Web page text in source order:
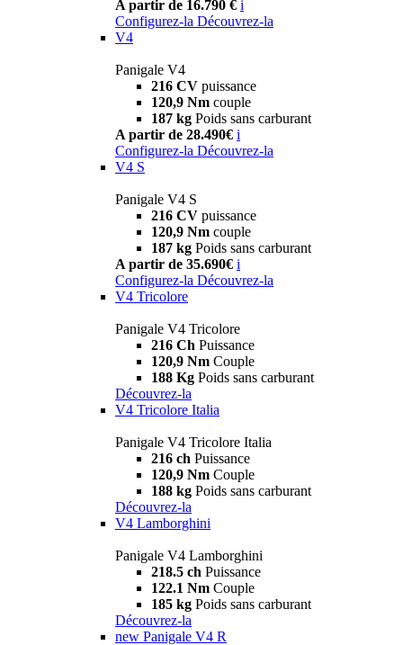
A partir de 16.790 € i
Configurez-la Découvrez-la
V4
Panigale V4
216 CV puissance
120,9 Nm couple
187 kg Poids sans carburant
A partir de 28.490€ i
Configurez-la Découvrez-la
V4 S
Panigale V4 S
216 CV puissance
120,9 Nm couple
187 kg Poids sans carburant
A partir de 35.690€ i
Configurez-la Découvrez-la
V4 Tricolore
Panigale V4 Tricolore
216 Ch Puissance
120,9 Nm Couple
188 Kg Poids sans carburant
Découvrez-la
V4 Tricolore Italia
Panigale V4 Tricolore Italia
216 ch Puissance
120,9 Nm Couple
188 kg Poids sans carburant
Découvrez-la
V4 Lamborghini
Panigale V4 Lamborghini
218.5 ch Puissance
122.1 Nm Couple
185 kg Poids sans carburant
Découvrez-la
new Panigale V4 R